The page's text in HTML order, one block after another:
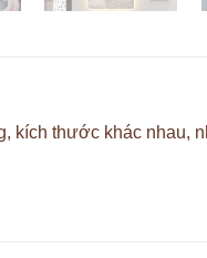
kích thước khác nhau,